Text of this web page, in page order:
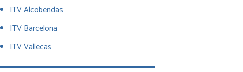
ITV Alcobendas
ITV Barcelona
ITV Vallecas